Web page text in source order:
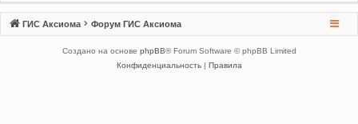
ГИС Аксиома Форум ГИС Аксиома
Создано на основе phpBB® Forum Software © phpBB Limited
Конфиденциальность| Правила